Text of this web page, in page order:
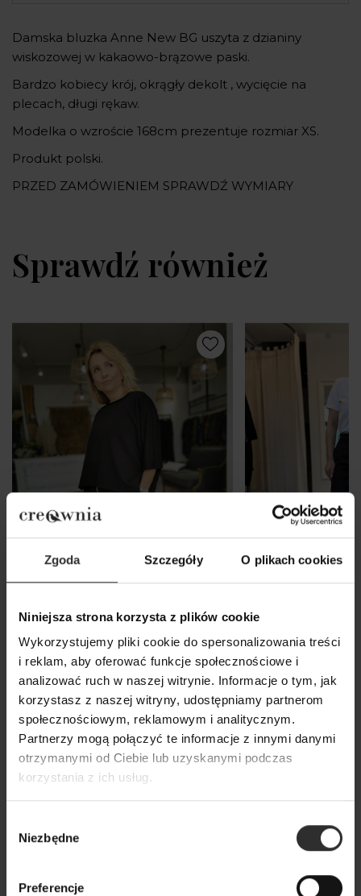
Zgoda Szczegóły O plikach cookies
Niniejsza strona korzysta z plików cookie
Wykorzystujemy pliki cookie do spersonalizowania treści
i reklam, aby oferować funkcje społecznościowe i
analizować ruch w naszej witrynie. Informacje o tym, jak
korzystasz z naszej witryny, udostępniamy partnerom
społecznościowym, reklamowym i analitycznym.
Partnerzy mogą połączyć te informacje z innymi danymi
otrzymanymi od Ciebie lub uzyskanymi podczas
korzystania z ich usług.
zgody
Niezbędne
Preferencje
Damska bluzka Anne New BG uszyta z dzianiny
wiskozowej w kakaowo-brązowe paski.
Bardzo kobiecy krój, okrągły dekolt , wycięcie na
plecach, długi rękaw.
Modelka o wzroście 168cm prezentuje rozmiar XS.
Produkt polski.
PRZED ZAMÓWIENIEM SPRAWDŹ WYMIARY
Sprawdź również
Bawełniane czarne Spodnie
Cygaretki na gumce Joycs Black
199,00 zł
Czarne Spodnie
nogawką i
Maxi Black
299,00 zł
Popularne produkty
Wybrane dla Ciebie z sercem i charakterem
Wszystkie produkty